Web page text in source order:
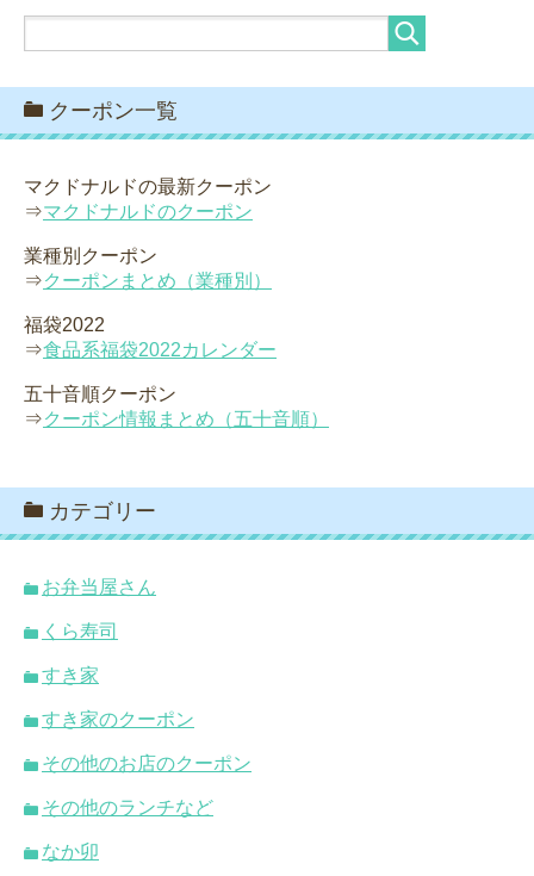
クーポン一覧
マクドナルドの最新クーポン
⇒マクドナルドのクーポン
業種別クーポン
⇒クーポンまとめ（業種別）
福袋2022
⇒食品系福袋2022カレンダー
五十音順クーポン
⇒クーポン情報まとめ（五十音順）
カテゴリー
お弁当屋さん
くら寿司
すき家
すき家のクーポン
その他のお店のクーポン
その他のランチなど
なか卯